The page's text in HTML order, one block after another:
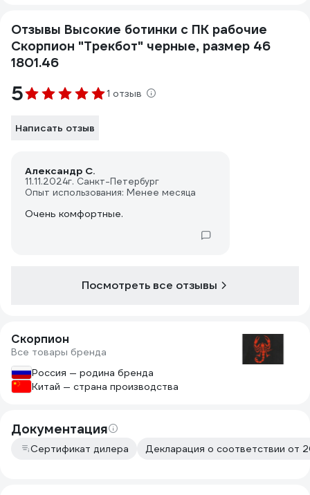
Отзывы Высокие ботинки с ПК рабочие
Скорпион "Трекбот" черные, размер 46
1801.46
5 1 отзыв
Написать отзыв
Александр С.
11.11.2024г. Санкт-Петербург
Опыт использования: Менее месяца
Очень комфортные.
Посмотреть все отзывы
Скорпион
Все товары бренда
Россия — родина бренда
Китай — страна производства
Документация
Сертификат дилера Декларация о соответствии от